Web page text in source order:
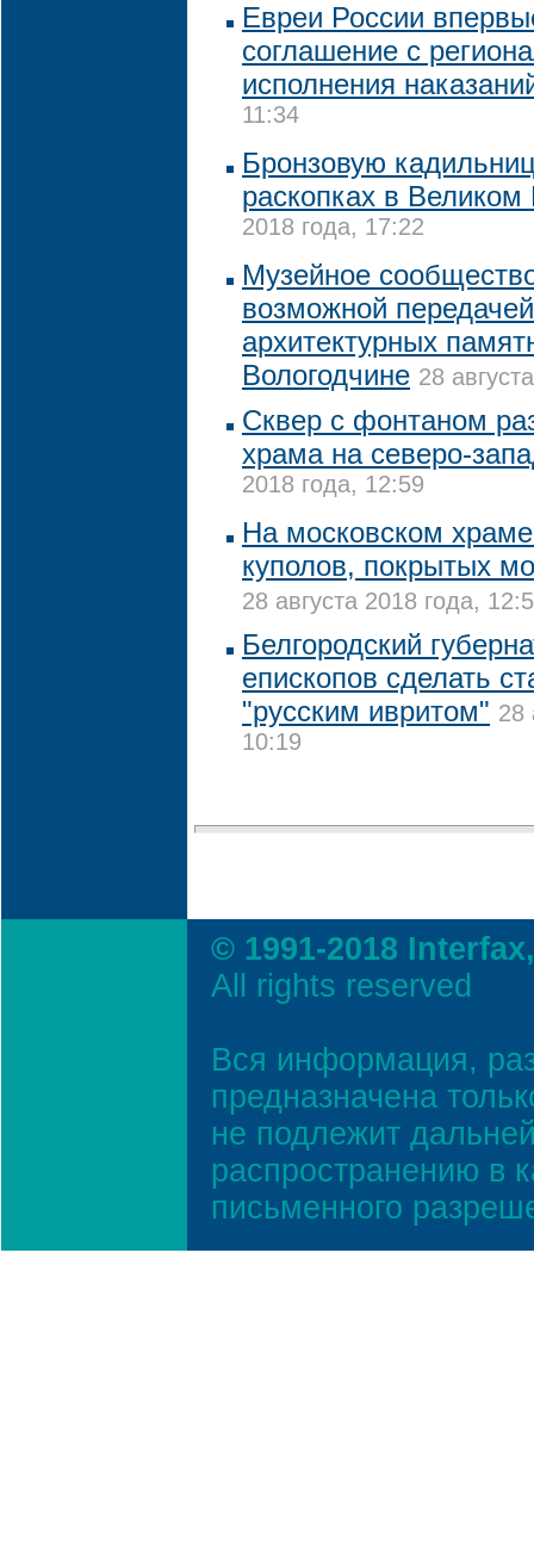
Евреи России
соглашение с
исполнения
11:34
Бронзовую
раскопках в Великом
2018 года, 17:22
Музейное
возможной
архитектурных
Вологодчине 28
Сквер с фонтаном
храма на северо-
2018 года, 12:59
На московском
куполов, покрытых
28 августа 2018 года,
Белгородский
епископов сделать
"русским ивритом" 28
10:19
© 1991-2018
All rights reserved
Вся информация,
предназначена
не подлежит
распространению в
письменного